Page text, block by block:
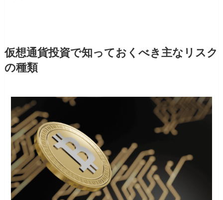
仮想通貨投資で知っておくべき主なリスク
の種類